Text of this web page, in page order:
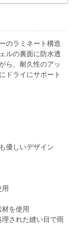
のラミネート構造
ルの裏面に防水透
ら、耐久性のアッ
ドライにサポート
優しいデザイン
を使用
された縫い目で雨